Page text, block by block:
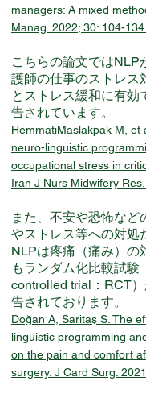
managers: A mixed
Manag. 2022; 30: 104-134.
こちらの論文ではNLP
護師の仕事のストレス
とストレス緩和に有効
告されています。
HemmatiMaslakpak M, et
neuro-linguistic
occupational stress in
Iran J Nurs Midwifery
また、不安や恐怖など
やストレス等への対処
NLPは疼痛（痛み）の
もランダム化比較試験
controlled trial：RCT）
告されております。
Doğan A, Saritaş S. The
linguistic programming
on the pain and comfort
surgery. J Card Surg.